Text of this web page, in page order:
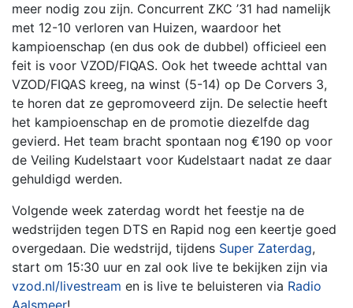
meer nodig zou zijn. Concurrent ZKC ’31 had namelijk
met 12-10 verloren van Huizen, waardoor het
kampioenschap (en dus ook de dubbel) officieel een
feit is voor VZOD/FIQAS. Ook het tweede achttal van
VZOD/FIQAS kreeg, na winst (5-14) op De Corvers 3,
te horen dat ze gepromoveerd zijn. De selectie heeft
het kampioenschap en de promotie diezelfde dag
gevierd. Het team bracht spontaan nog €190 op voor
de Veiling Kudelstaart voor Kudelstaart nadat ze daar
gehuldigd werden.
Volgende week zaterdag wordt het feestje na de
wedstrijden tegen DTS en Rapid nog een keertje goed
overgedaan. Die wedstrijd, tijdens Super Zaterdag,
start om 15:30 uur en zal ook live te bekijken zijn via
vzod.nl/livestream en is live te beluisteren via Radio
Aalsmeer!